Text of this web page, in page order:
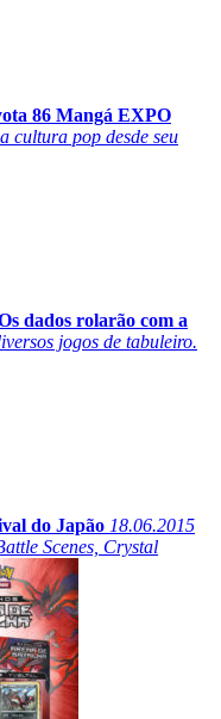
86 Mangá EXPO
cultura pop desde seu
dados rolarão com a
jogos de tabuleiro.
do Japão 18.06.2015
Scenes, Crystal